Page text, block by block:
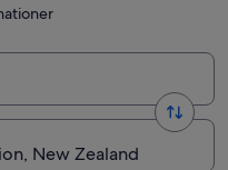
New Zealand